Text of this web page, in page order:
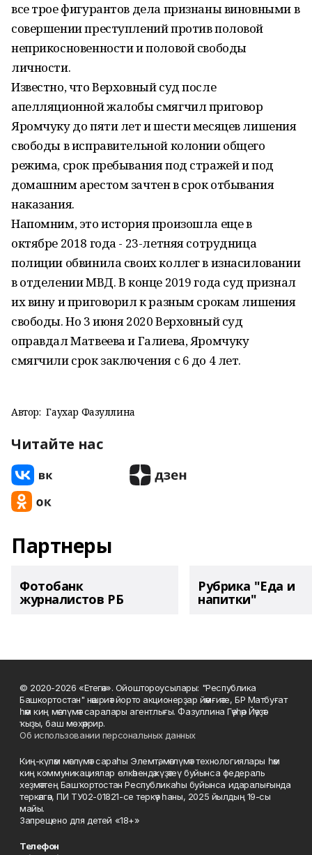
все трое фигурантов дела признаны виновными в
совершении преступлений против половой
неприкосновенности и половой свободы
личности.
Известно, что Верховный суд после
апелляционной жалобы смягчил приговор
Яромчуку до пяти лет и шести месяцев лишения
свободы в исправительной колонии общего
режима, срок пребывания под стражей и под
домашним арестом зачтен в срок отбывания
наказания.
Напомним, это история произошла еще в
октябре 2018 года - 23-летняя сотрудница
полиции обвинила своих коллег в изнасиловании
в отделении МВД. В конце 2019 года суд признал
их вину и приговорил к разным срокам лишения
свободы. Но 3 июня 2020 Верховный суд
оправдал Матвеева и Галиева, Яромчуку
смягчили срок заключения с 6 до 4 лет.
Автор: Гаухар Фазуллина
Читайте нас
Партнеры
Фотобанк
журналистов РБ
Рубрика "Еда и
напитки"
© 2020-2026 «Етегән». Ойоштороусылары: "Республика
Башкортостан" нәшриәт йорто акционерҙар йәмғиәте, БР Матбуғат
һәм киң мәғлүмәт саралары агентлығы. Фазуллина Гәүһәр Йәүҙәт
ҡыҙы, баш мөхәррир.
Об использовании персональных данных
Киң-күләм мәғлүмәт сараһы Элемтә, мәғлүмәт технологиялары һәм
киң коммуникациялар өлкәһендә күҙәтеү буйынса федераль
хеҙмәттең Башҡортостан Республикаһы буйынса идаралығында
теркәлгән, ПИ ТУ02-01821-се теркәү һаны, 2025 йылдың 19-сы
майы.
Запрещено для детей «18+»
Телефон